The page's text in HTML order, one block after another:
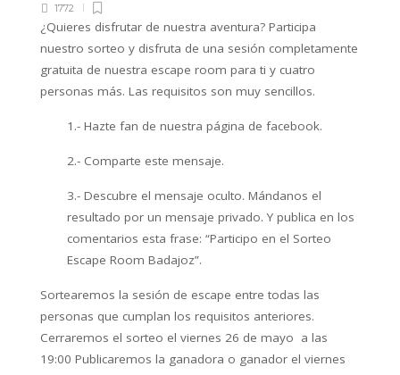
1772
¿Quieres disfrutar de nuestra aventura? Participa
nuestro sorteo y disfruta de una sesión completamente
gratuita de nuestra escape room para ti y cuatro
personas más. Las requisitos son muy sencillos.
1.- Hazte fan de nuestra página de facebook.
2.- Comparte este mensaje.
3.- Descubre el mensaje oculto. Mándanos el
resultado por un mensaje privado. Y publica en los
comentarios esta frase: “Participo en el Sorteo
Escape Room Badajoz”.
Sortearemos la sesión de escape entre todas las
personas que cumplan los requisitos anteriores.
Cerraremos el sorteo el viernes 26 de mayo a las
19:00 Publicaremos la ganadora o ganador el viernes